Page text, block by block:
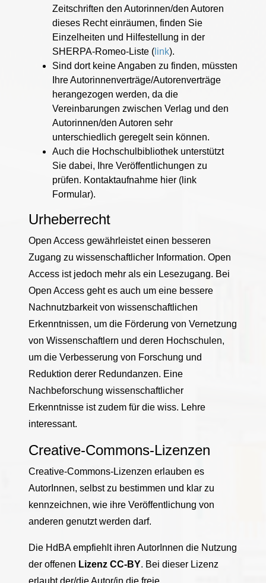
Zeitschriften den Autorinnen/den Autoren
dieses Recht einräumen, finden Sie
Einzelheiten und Hilfestellung in der
SHERPA-Romeo-Liste ( link).
Sind dort keine Angaben zu finden, müssten
Ihre Autorinnenverträge/Autorenverträge
herangezogen werden, da die
Vereinbarungen zwischen Verlag und den
Autorinnen/den Autoren sehr
unterschiedlich geregelt sein können.
Auch die Hochschulbibliothek unterstützt
Sie dabei, Ihre Veröffentlichungen zu
prüfen. Kontaktaufnahme hier (link
Formular).
Urheberrecht
Open Access gewährleistet einen besseren
Zugang zu wissenschaftlicher Information. Open
Access ist jedoch mehr als ein Lesezugang. Bei
Open Access geht es auch um eine bessere
Nachnutzbarkeit von wissenschaftlichen
Erkenntnissen, um die Förderung von Vernetzung
von Wissenschaftlern und deren Hochschulen,
um die Verbesserung von Forschung und
Reduktion derer Redundanzen. Eine
Nachbeforschung wissenschaftlicher
Erkenntnisse ist zudem für die wiss. Lehre
interessant.
Creative-Commons-Lizenzen
Creative-Commons-Lizenzen erlauben es
AutorInnen, selbst zu bestimmen und klar zu
kennzeichnen, wie ihre Veröffentlichung von
anderen genutzt werden darf.
Die HdBA empfiehlt ihren AutorInnen die Nutzung
der offenen Lizenz CC-BY. Bei dieser Lizenz
erlaubt der/die Autor/in die freie